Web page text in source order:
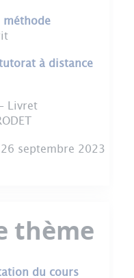
méthode
à distance
– Livret
septembre 2023
thème
du cours